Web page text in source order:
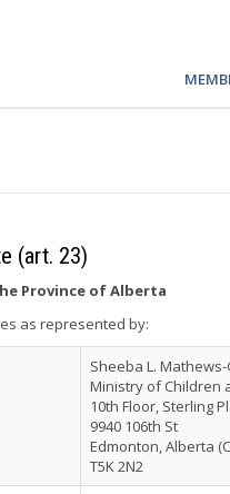
(art. 23)
Province of Alberta
as represented by:
Sheeba L.
Ministry of Children
10th Floor, Sterling
9940 106th St
Edmonton, Alberta
T5K 2N2